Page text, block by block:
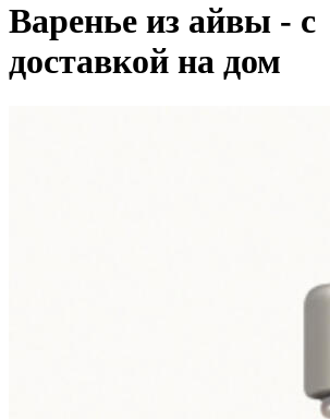
Варенье из айвы - с
доставкой на дом